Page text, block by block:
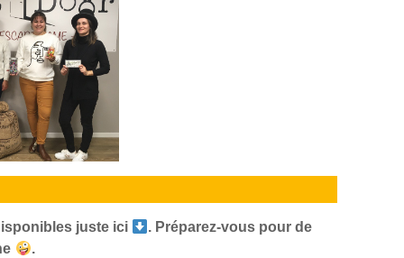
juste ici
. Préparez-vous pour de
.